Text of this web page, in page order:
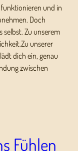
funktionieren und in
Doch
Zu unserem
unserer
dich ein, genau
zwischen
Fühlen